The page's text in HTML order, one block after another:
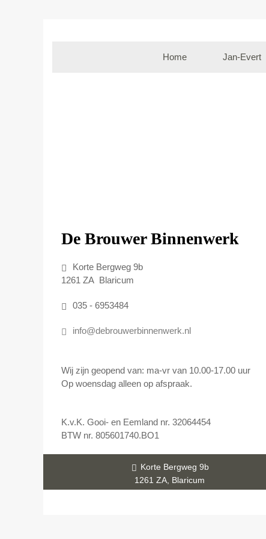
Home Jan-Evert
De Brouwer Binnenwerk
Korte Bergweg 9b
1261 ZA Blaricum
035 - 6953484
info@debrouwerbinnenwerk.nl
Wij zijn geopend van: ma-vr van 10.00-17.00 uur
Op woensdag alleen op afspraak.
K.v.K. Gooi- en Eemland nr. 32064454
BTW nr. 805601740.BO1
Korte Bergweg 9b
1261 ZA, Blaricum